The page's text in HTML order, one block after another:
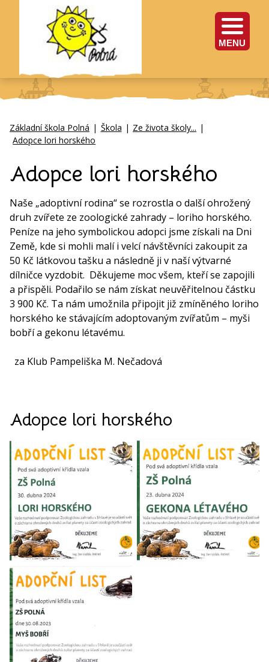
MENU
Základní škola Polná | Škola | Ze života školy... |
Adopce lori horského
Adopce lori horského
Naše „adoptivní rodina“ se rozrostla o další ohrožený
druh zvířete ze zoologické zahrady – loriho horského.
Peníze na jeho symbolickou adopci jsme získali na Dni
Země, kde si mohli malí i velcí návštěvníci zakoupit za
50 Kč látkovou tašku a následně ji v naší výtvarné
dílničce vyzdobit. Děkujeme moc všem, kteří se zapojili
a přispěli. Podařilo se nám získat neuvěřitelnou částku
3 900 Kč. Ta nám umožnila připojit již zmíněného loriho
horského ke stávajícím adoptovaným zvířatům – myši
bobří a gekonu létavému.
za Klub Pampeliška M. Nečadová
Adopce lori horského